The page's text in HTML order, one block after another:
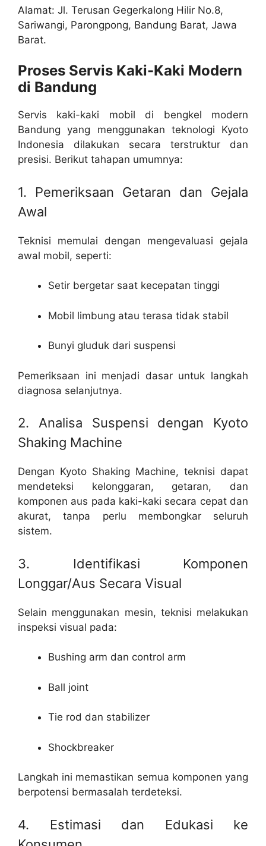
Alamat: Jl. Terusan Gegerkalong Hilir No.8,
Sariwangi, Parongpong, Bandung Barat, Jawa
Barat.
Proses Servis Kaki-Kaki Modern
di Bandung
Servis kaki-kaki mobil di bengkel modern
Bandung yang menggunakan teknologi Kyoto
Indonesia dilakukan secara terstruktur dan
presisi. Berikut tahapan umumnya:
1. Pemeriksaan Getaran dan Gejala
Awal
Teknisi memulai dengan mengevaluasi gejala
awal mobil, seperti:
Setir bergetar saat kecepatan tinggi
Mobil limbung atau terasa tidak stabil
Bunyi gluduk dari suspensi
Pemeriksaan ini menjadi dasar untuk langkah
diagnosa selanjutnya.
2. Analisa Suspensi dengan Kyoto
Shaking Machine
Dengan Kyoto Shaking Machine, teknisi dapat
mendeteksi kelonggaran, getaran, dan
komponen aus pada kaki-kaki secara cepat dan
akurat, tanpa perlu membongkar seluruh
sistem.
3. Identifikasi Komponen
Longgar/Aus Secara Visual
Selain menggunakan mesin, teknisi melakukan
inspeksi visual pada:
Bushing arm dan control arm
Ball joint
Tie rod dan stabilizer
Shockbreaker
Langkah ini memastikan semua komponen yang
berpotensi bermasalah terdeteksi.
4. Estimasi dan Edukasi ke